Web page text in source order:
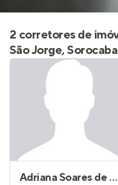
2 corretores de
São Jorge,
Adriana Soares de Souza